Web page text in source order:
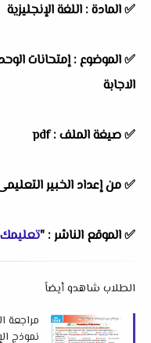
✅ المادة : اللغة الإنجليزية
الاجابة
✅ صيغة الملف : pdf
✅ من إعداد الخبير
✅ الموقع الناشر : "تعليمك
الطلاب شاهدو أيضاً
مراجعة
نموذج